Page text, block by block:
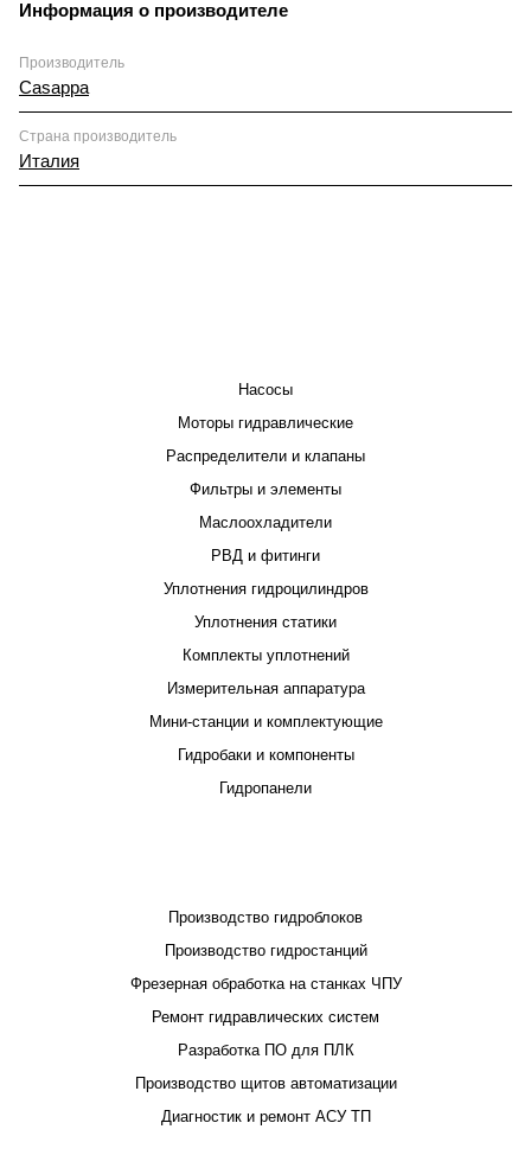
Информация о производителе
Производитель
Casappa
Страна производитель
Италия
Насосы
Моторы гидравлические
Распределители и клапаны
Фильтры и элементы
Маслоохладители
РВД и фитинги
Уплотнения гидроцилиндров
Уплотнения статики
Комплекты уплотнений
Измерительная аппаратура
Мини-станции и комплектующие
Гидробаки и компоненты
Гидропанели
Производство гидроблоков
Производство гидростанций
Фрезерная обработка на станках ЧПУ
Ремонт гидравлических систем
Разработка ПО для ПЛК
Производство щитов автоматизации
Диагностик и ремонт АСУ ТП